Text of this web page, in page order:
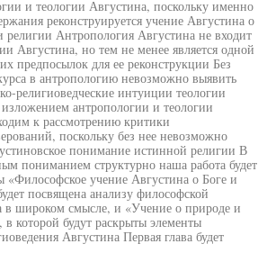
и теологии Августина, поскольку именно
реконструируется учение Августина о
Антропология Августина не входит
Августина, но тем не менее является одной
предпосылок для ее реконструкции Без
в антропологию невозможно выявить
религиоведческие интуиции теологии
антропологии и теологии
к рассмотрению критики
поскольку без нее невозможно
понимание истинной религии В
пониманием структурно наша работа будет
«Философское учение Августина о Боге и
посвящена анализу философской
в широком смысле, и «Учение о природе и
которой будут раскрыты элементы
Августина Первая глава будет